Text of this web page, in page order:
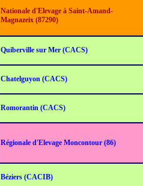
Nationale d'Elevage à Saint-Amand-
Magnazeix (87290)
Quiberville sur Mer (CACS)
Chatelguyon (CACS)
Romorantin (CACS)
Régionale d'Elevage Moncontour (86)
Béziers (CACIB)